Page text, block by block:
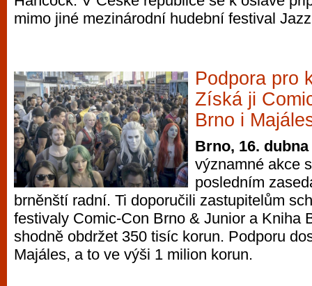
mimo jiné mezinárodní hudební festival
Podpora pro
Získá ji
Brno i
Brno, 16. dubna
významné akce
posledním
brněnští radní. Ti doporučili zastupitelům
festivaly Comic-Con Brno & Junior a Kniha
shodně obdržet 350 tisíc korun. Podporu
Majáles, a to ve výši 1 milion korun.